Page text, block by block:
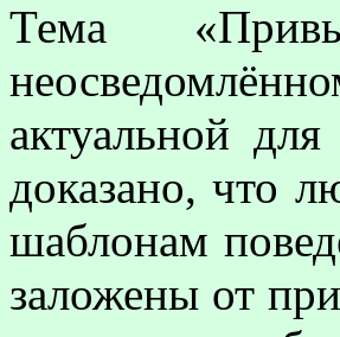
Тема
актуальной
доказано, что
шаблонам
заложены от